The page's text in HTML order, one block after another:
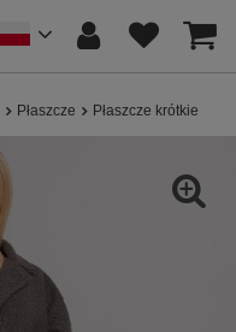
Płaszcze Płaszcze krótkie